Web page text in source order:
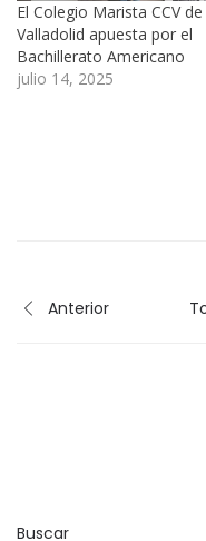
El Colegio Marista CCV de
Valladolid apuesta por el
Bachillerato Americano
julio 14, 2025
Anterior